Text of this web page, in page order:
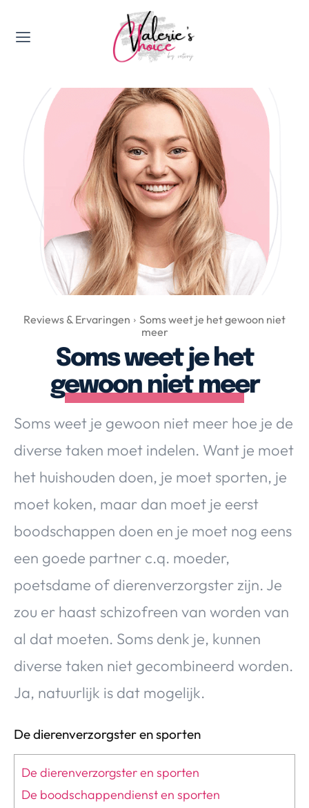
Valerie's Topics
Travel & Culture
Food & Drinks
Happyness & Opmerkelijk
Lifestyle, Sport & Duurzaamheid
Gadgets & Tech
Top 5 van Valerie
Health & Beauty
Huis & Tuin
Nieuws & Media
Over Valerie
De Top 5
Contact
VALERIE'S CHOICE
Food & Drinks Health & Beauty Gadgets
Huis & Tuin
Lifestyle
Reviews & Ervaringen
Soms weet je het gewoon niet
meer
Soms weet je het
gewoon niet meer
Soms weet je gewoon niet meer hoe je de
diverse taken moet indelen. Want je moet
het huishouden doen, je moet sporten, je
moet koken, maar dan moet je eerst
boodschappen doen en je moet nog eens
een goede partner c.q. moeder,
poetsdame of dierenverzorgster zijn. Je
zou er haast schizofreen van worden van
al dat moeten. Soms denk je, kunnen
diverse taken niet gecombineerd worden.
Ja, natuurlijk is dat mogelijk.
De dierenverzorgster en sporten
De dierenverzorgster en sporten
De boodschappendienst en sporten